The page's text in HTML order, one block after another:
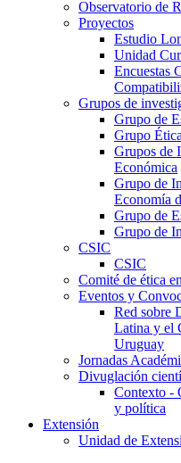
Observatorio de
Proyectos
Estudio
Unidad
Encuestas
Grupos de
Grupo de
Grupo
Grupos de
Económica
Grupo de
Economía
Grupo de
Grupo de
CSIC
CSIC
Comité de ética
Eventos y
Red sobre
Latina y el
Uruguay
Jornadas
Divuglación
Contexto -
y política
Extensión
Unidad de